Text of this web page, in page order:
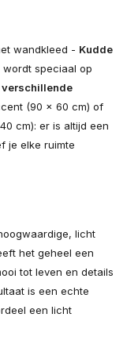
wandkleed - Kudde
wordt speciaal op
(90 × 60 cm) of
cm): er is altijd een
je elke ruimte
licht
het geheel een
tot leven en details
is een echte
een licht